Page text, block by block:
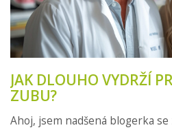
JAK DLOUHO VYDRŽÍ
ZUBU?
Ahoj, jsem nadšená blogerka se